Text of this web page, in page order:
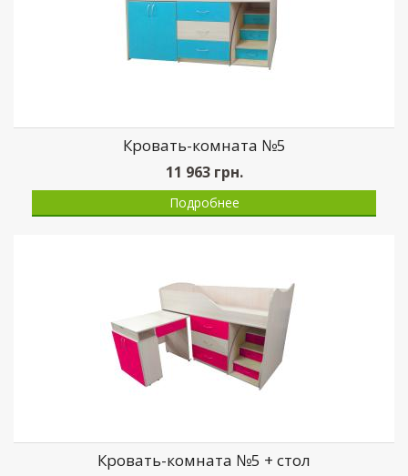
Кровать-комната №5
11 963грн.
Подробнее
Кровать-комната №5 + стол